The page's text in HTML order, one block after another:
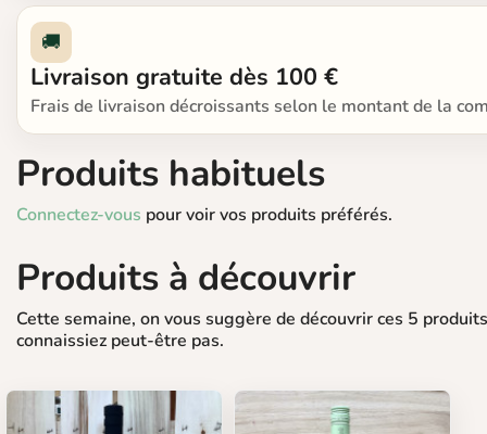
🚚
Livraison gratuite dès 100 €
Frais de livraison décroissants selon le montant de la
Produits habituels
Connectez-vous pour voir vos produits préférés.
Produits à découvrir
Cette semaine, on vous suggère de découvrir ces 5
connaissiez peut-être pas.